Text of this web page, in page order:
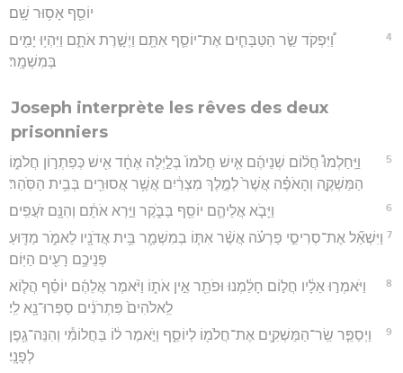
יוֹסֵ֖ף אָס֥וּר שָֽׁם׃
4
וַ֠יִּפְקֹד שַׂ֣ר הַטַּבָּחִ֧ים אֶת־יוֹסֵ֛ף אִתָּ֖ם וַיְשָׁ֣רֶת אֹתָ֑ם וַיִּהְי֥וּ יָמִ֖ים
בְּמִשְׁמָֽר׃
Joseph interprète les rêves des deux
prisonniers
5
וַיַּֽחַלְמוּ֩ חֲל֨וֹם שְׁנֵיהֶ֜ם אִ֤ישׁ חֲלֹמוֹ֙ בְּלַ֣יְלָה אֶחָ֔ד אִ֖ישׁ כְּפִתְר֣וֹן חֲלֹמ֑וֹ
הַמַּשְׁקֶ֣ה וְהָאֹפֶ֗ה אֲשֶׁר֙ לְמֶ֣לֶךְ מִצְרַ֔יִם אֲשֶׁ֥ר אֲסוּרִ֖ים בְּבֵ֥ית הַסֹּֽהַר׃
6 וַיָּבֹ֧א אֲלֵיהֶ֛ם יוֹסֵ֖ף בַּבֹּ֑קֶר וַיַּ֣רְא אֹתָ֔ם וְהִנָּ֖ם זֹעֲפִֽים׃
7 וַיִּשְׁאַ֞ל אֶת־סְרִיסֵ֣י פַרְעֹ֗ה אֲשֶׁ֨ר אִתּ֧וֹ בְמִשְׁמַ֛ר בֵּ֥ית אֲדֹנָ֖יו לֵאמֹ֑ר מַדּ֛וּעַ
פְּנֵיכֶ֥ם רָעִ֖ים הַיּֽוֹם׃
8
וַיֹּאמְר֣וּ אֵלָ֔יו חֲל֣וֹם חָלַ֔מְנוּ וּפֹתֵ֖ר אֵ֣ין אֹת֑וֹ וַיֹּ֨אמֶר אֲלֵהֶ֜ם יוֹסֵ֗ף הֲל֤וֹא
לֵֽאלֹהִים֙ פִּתְרֹנִ֔ים סַפְּרוּ־נָ֖א לִֽי׃
9
וַיְסַפֵּ֧ר שַֽׂר־הַמַּשְׁקִ֛ים אֶת־חֲלֹמ֖וֹ לְיוֹסֵ֑ף וַיֹּ֣אמֶר ל֔וֹ בַּחֲלוֹמִ֕י וְהִנֵּה־גֶ֖פֶן
לְפָנָֽי׃